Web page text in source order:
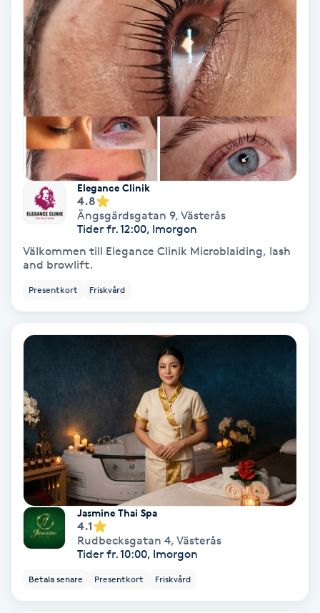
Megavolymfransar
Melasma
Mesoterapi
MicroPen
Microshading
Mixfransar
Nagelförlängning
Nagelförlängning gelé
Nagelförlängning silke
Nagelförstärkning
Nagelklippning
Nagelsvamp
Nageltrång
Elegance Clinik
4.8
Ängsgärdsgatan 9, Västerås
Tider fr. 12:00, Imorgon
Välkommen till Elegance Clinik Microblaiding, lash
and browlift.
Presentkort Friskvård
Jasmine Thai Spa
4.1
Rudbecksgatan 4, Västerås
Tider fr. 10:00, Imorgon
Betala senare Presentkort Friskvård